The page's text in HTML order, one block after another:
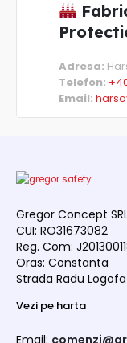
Adresa:
Telefon:
Email:
Gregor Concept
CUI: RO31673082
Reg. Com:
Oras: Constanta
Strada Radu
Vezi pe harta